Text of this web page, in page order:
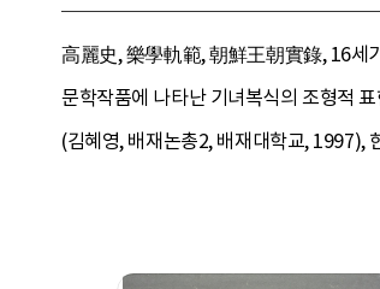
高麗史, 樂學軌範, 朝鮮王朝實錄, 16세
문학작품에 나타난 기녀복식의 조형적
(김혜영, 배재논총2, 배재대학교, 1997),